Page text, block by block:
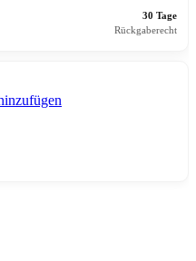
30 Tage
Rückgaberecht